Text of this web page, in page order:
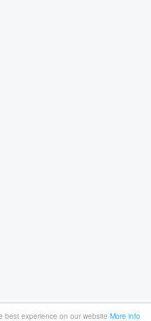
best experience on our website More info